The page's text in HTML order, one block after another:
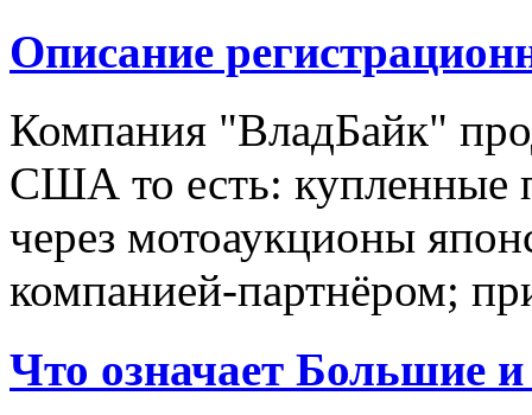
Описание
Компания "ВладБайк"
США то есть: купленные
через мотоаукционы
компанией-партнёром;
Что означает Большие